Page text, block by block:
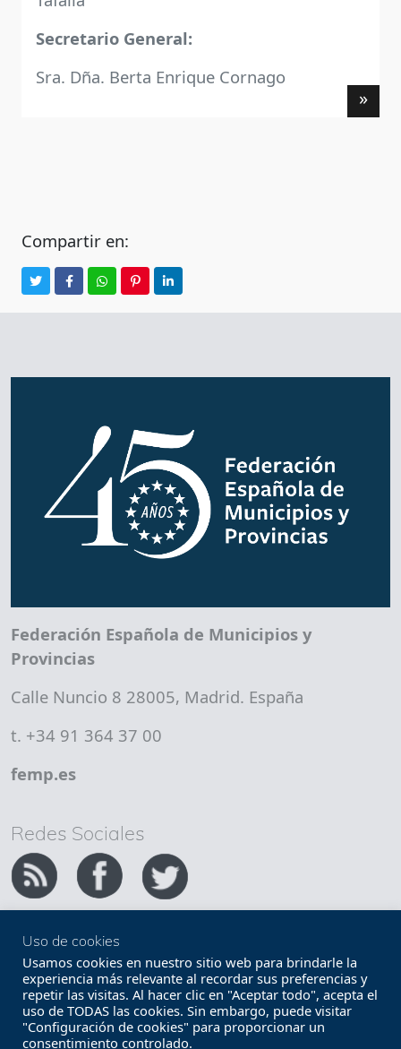
Secretario General:
Sra. Dña. Berta Enrique Cornago
»
Compartir en:
Federación Española de Municipios y
Provincias
Calle Nuncio 8 28005, Madrid. España
t. +34 91 364 37 00
femp.es
Redes Sociales
Copyright FEMP
Accesibilidad
Términos legales
Política de privacidad
Términos y condiciones de uso
Mapa web
Uso de cookies
Usamos cookies en nuestro sitio web para brindarle la
experiencia más relevante al recordar sus preferencias y
repetir las visitas. Al hacer clic en "Aceptar todo", acepta el
uso de TODAS las cookies. Sin embargo, puede visitar
"Configuración de cookies" para proporcionar un
consentimiento controlado.